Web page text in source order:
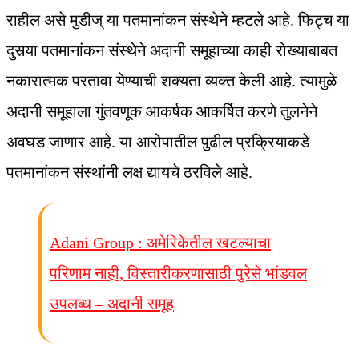
राहील असे मुडीज् या पतमानांकन संस्थेने म्हटले आहे. फिट्च या
दुसर्‍या पतमानांकन संस्थेने अदानी समूहाच्या काही रोख्याबाबत
नकारात्मक परतावा येण्याची शक्यता व्यक्त केली आहे. त्यामुळे
अदानी समूहाला गुंतवणूक आकर्षक आकर्षित करणे तुलनेने
अवघड जाणार आहे. या आरोपातील पुढील प्रक्रियाकडे
पतमानांकन संस्थांनी लक्ष द्यायचे ठरविले आहे.
Adani Group : अमेरिकेतील खटल्याचा
परिणाम नाही, विस्तारीकरणासाठी पुरेसे भांडवल
उपलब्ध – अदानी समूह